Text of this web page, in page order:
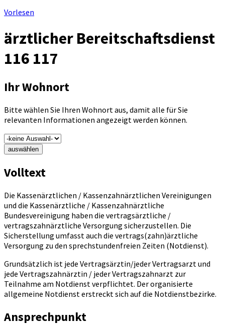
Vorlesen
ärztlicher Bereitschaftsdienst
116 117
Ihr Wohnort
Bitte wählen Sie Ihren Wohnort aus, damit alle für Sie
relevanten Informationen angezeigt werden können.
auswählen
Volltext
Die Kassenärztlichen / Kassenzahnärztlichen Vereinigungen
und die Kassenärztliche / Kassenzahnärztliche
Bundesvereinigung haben die vertragsärztliche /
vertragszahnärztliche Versorgung sicherzustellen. Die
Sicherstellung umfasst auch die vertrags(zahn)ärztliche
Versorgung zu den sprechstundenfreien Zeiten (Notdienst).
Grundsätzlich ist jede Vertragsärztin/jeder Vertragsarzt und
jede Vertragszahnärztin / jeder Vertragszahnarzt zur
Teilnahme am Notdienst verpflichtet. Der organisierte
allgemeine Notdienst erstreckt sich auf die Notdienstbezirke.
Ansprechpunkt